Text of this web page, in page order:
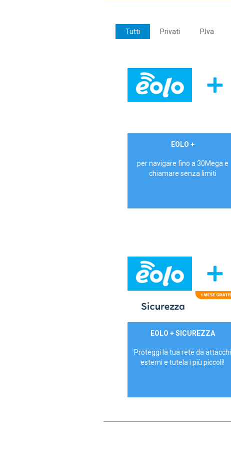
Tutti Privati P.Iva
€ 24,90/meseEOLO +
per navigare fino a 30Mega e
chiamare senza limiti
29,90€/mese
EOLO + SICUREZZA
Proteggi la tua rete da attacchi
esterni e tutela i più piccoli!